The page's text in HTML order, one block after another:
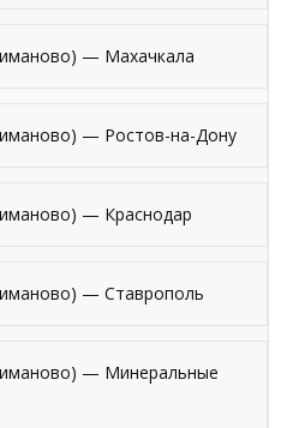
— Махачкала
— Ростов-на-Дону
— Краснодар
— Ставрополь
— Минеральные